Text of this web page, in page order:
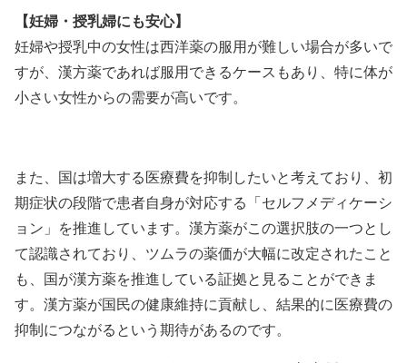
【妊婦・授乳婦にも安心】
妊婦や授乳中の女性は西洋薬の服用が難しい場合が多いで
すが、漢方薬であれば服用できるケースもあり、特に体が
小さい女性からの需要が高いです。
また、国は増大する医療費を抑制したいと考えており、初
期症状の段階で患者自身が対応する「セルフメディケーシ
ョン」を推進しています。漢方薬がこの選択肢の一つとし
て認識されており、ツムラの薬価が大幅に改定されたこと
も、国が漢方薬を推進している証拠と見ることができま
す。漢方薬が国民の健康維持に貢献し、結果的に医療費の
抑制につながるという期待があるのです。